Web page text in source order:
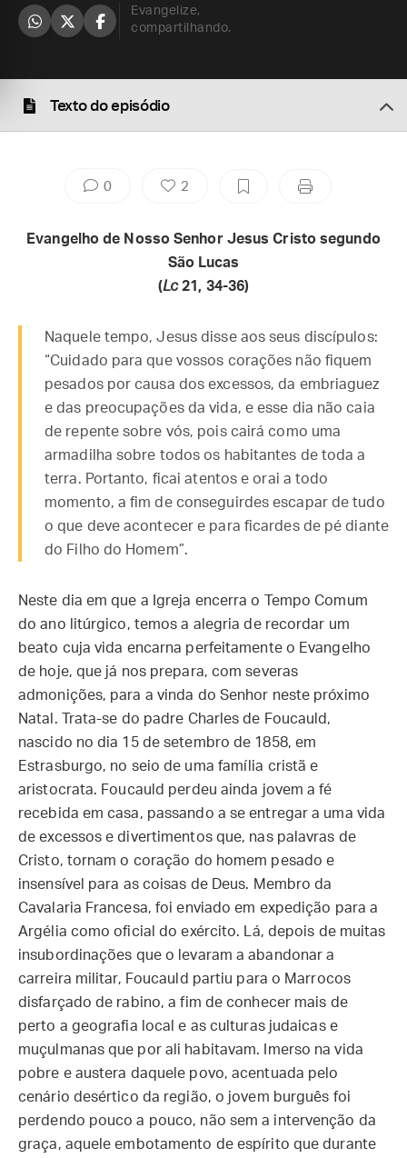
Evangelize,
compartilhando.
Texto do episódio
0 2
Evangelho de Nosso Senhor Jesus Cristo segundo
São Lucas
(Lc21, 34-36)
Naquele tempo, Jesus disse aos seus discípulos:
“Cuidado para que vossos corações não fiquem
pesados por causa dos excessos, da embriaguez
e das preocupações da vida, e esse dia não caia
de repente sobre vós, pois cairá como uma
armadilha sobre todos os habitantes de toda a
terra. Portanto, ficai atentos e orai a todo
momento, a fim de conseguirdes escapar de tudo
o que deve acontecer e para ficardes de pé diante
do Filho do Homem”.
Neste dia em que a Igreja encerra o Tempo Comum
do ano litúrgico, temos a alegria de recordar um
beato cuja vida encarna perfeitamente o Evangelho
de hoje, que já nos prepara, com severas
admonições, para a vinda do Senhor neste próximo
Natal. Trata-se do padre Charles de Foucauld,
nascido no dia 15 de setembro de 1858, em
Estrasburgo, no seio de uma família cristã e
aristocrata. Foucauld perdeu ainda jovem a fé
recebida em casa, passando a se entregar a uma vida
de excessos e divertimentos que, nas palavras de
Cristo, tornam o coração do homem pesado e
insensível para as coisas de Deus. Membro da
Cavalaria Francesa, foi enviado em expedição para a
Argélia como oficial do exército. Lá, depois de muitas
insubordinações que o levaram a abandonar a
carreira militar, Foucauld partiu para o Marrocos
disfarçado de rabino, a fim de conhecer mais de
perto a geografia local e as culturas judaicas e
muçulmanas que por ali habitavam. Imerso na vida
pobre e austera daquele povo, acentuada pelo
cenário desértico da região, o jovem burguês foi
perdendo pouco a pouco, não sem a intervenção da
graça, aquele embotamento de espírito que durante